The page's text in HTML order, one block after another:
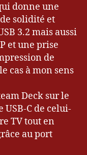
donne une
solidité et
3.2 mais aussi
et une prise
de
cas à mon sens
Deck sur le
C de celui-
TV tout en
au port